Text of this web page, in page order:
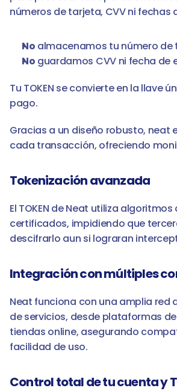
números de tarjeta, CVV ni fechas
No almacenamos tu número de
No guardamos CVV ni fecha de
Tu TOKEN se convierte en la llave
pago.
Gracias a un diseño robusto, neat
cada transacción, ofreciendo
Tokenización avanzada
El TOKEN de Neat utiliza
certificados, impidiendo que
descifrarlo aun si lograran
Integración con múltiples
Neat funciona con una amplia red
de servicios, desde plataformas
tiendas online, asegurando
facilidad de uso.
Control total de tu cuenta y